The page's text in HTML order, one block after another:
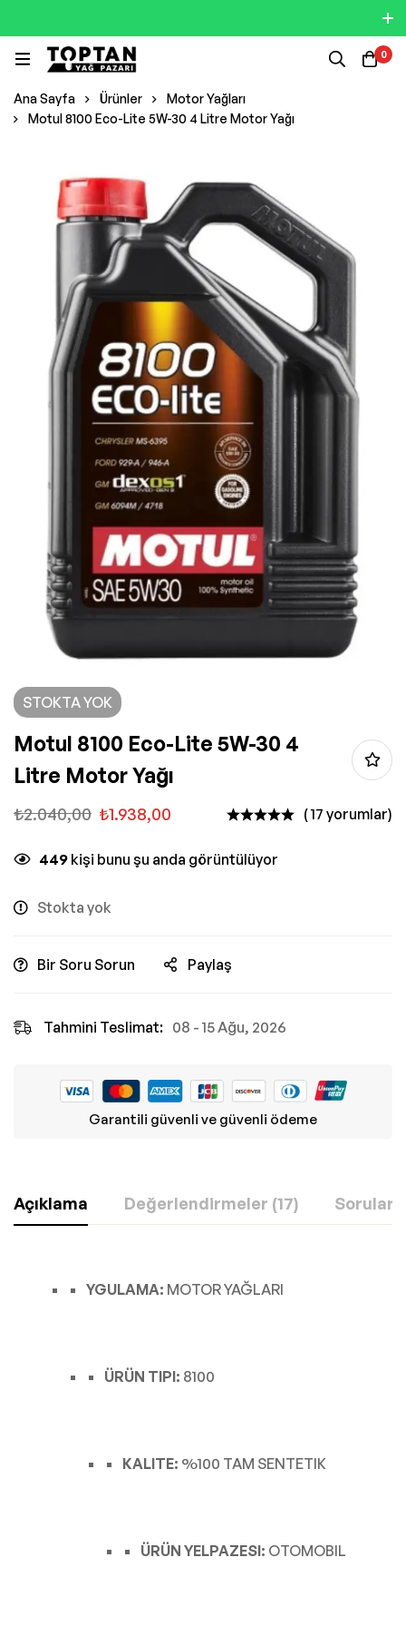
0
Ana Sayfa Ürünler
Motor Yağları
Motul 8100 Eco-Lite 5W-30 4 Litre Motor Yağı
STOKTA YOK
Motul 8100 Eco-Lite 5W-30 4
Litre Motor Yağı
₺2.040,00 ₺1.938,00 ( 17 yorumlar)
449 kişi bunu şu anda görüntülüyor
Stokta yok
Bir Soru Sorun Paylaş
Tahmini Teslimat: 08 - 15 Ağu, 2026
Garantili güvenli ve güvenli ödeme
Açıklama Değerlendirmeler (17) Sorular
YGULAMA: MOTOR YAĞLARI
ÜRÜN TIPI: 8100
KALITE: %100 TAM SENTETIK
ÜRÜN YELPAZESI: OTOMOBIL